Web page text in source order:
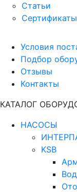
Статьи
Сертификаты
Условия
Подбор
Отзывы
Контакты
КАТАЛОГ
НАСОСЫ
KSB